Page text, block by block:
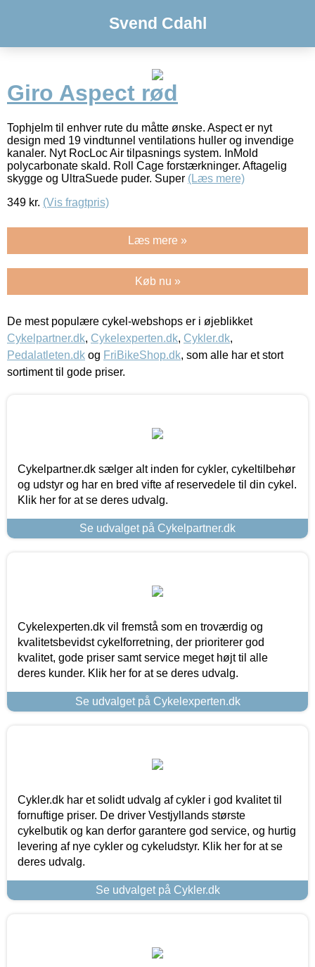
Svend Cdahl
Giro Aspect rød
Tophjelm til enhver rute du måtte ønske. Aspect er nyt
design med 19 vindtunnel ventilations huller og invendige
kanaler. Nyt RocLoc Air tilpasnings system. InMold
polycarbonate skald. Roll Cage forstærkninger. Aftagelig
skygge og UltraSuede puder. Super (Læs mere)
349 kr. (Vis fragtpris)
Læs mere »
Køb nu »
De mest populære cykel-webshops er i øjeblikket
Cykelpartner.dk, Cykelexperten.dk, Cykler.dk,
Pedalatleten.dk og FriBikeShop.dk, som alle har et stort
sortiment til gode priser.
Cykelpartner.dk sælger alt inden for cykler, cykeltilbehør
og udstyr og har en bred vifte af reservedele til din cykel.
Klik her for at se deres udvalg.
Se udvalget på Cykelpartner.dk
Cykelexperten.dk vil fremstå som en troværdig og
kvalitetsbevidst cykelforretning, der prioriterer god
kvalitet, gode priser samt service meget højt til alle
deres kunder. Klik her for at se deres udvalg.
Se udvalget på Cykelexperten.dk
Cykler.dk har et solidt udvalg af cykler i god kvalitet til
fornuftige priser. De driver Vestjyllands største
cykelbutik og kan derfor garantere god service, og hurtig
levering af nye cykler og cykeludstyr. Klik her for at se
deres udvalg.
Se udvalget på Cykler.dk